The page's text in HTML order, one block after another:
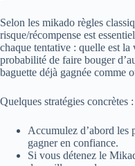
Selon les mikado règles
risque/récompense est
chaque tentative : quelle est la
probabilité de faire bouger
baguette déjà gagnée comme
Quelques stratégies concrètes :
Accumulez d’abord les
gagner en confiance.
Si vous détenez le